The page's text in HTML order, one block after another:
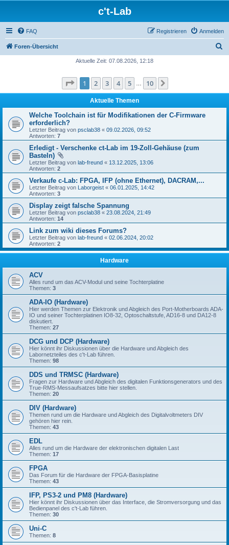
c't-Lab
FAQ Anmelden
Registrieren
Foren-Übersicht
e
Aktuelle Zeit: 07.08.2026, 12:18
Seite 1von 10
1 2 3 4 5 10
Aktuelle Themen
Welche Toolchain ist für Modifikationen der C-Firmware
erforderlich?
Letzter Beitrag von psclab38 « 09.02.2026, 09:52
Antworten: 7
Erledigt - Verschenke ct-Lab im 19-Zoll-Gehäuse (zum
Basteln)
Letzter Beitrag von lab-freund « 13.12.2025, 13:06
Antworten: 2
Verkaufe c-Lab: FPGA, IFP (ohne Ethernet), DACRAM,...
Letzter Beitrag von Laborgeist « 06.01.2025, 14:42
Antworten: 3
Display zeigt falsche Spannung
Letzter Beitrag von psclab38 « 23.08.2024, 21:49
Antworten: 14
Link zum wiki dieses Forums?
Letzter Beitrag von lab-freund « 02.06.2024, 20:02
Antworten: 2
Hardware
ACV
Alles rund um das ACV-Modul und seine Tochterplatine
Themen: 3
ADA-IO (Hardware)
Hier werden Themen zur Elektronik und Abgleich des Port-Motherboards ADA-
IO und seiner Tochterplatinen IO8-32, Optoschaltstufe, AD16-8 und DA12-8
diskutiert.
Themen: 27
DCG und DCP (Hardware)
Hier könnt ihr Diskussionen über die Hardware und Abgleich des
Labornetzteiles des c't-Lab führen.
Themen: 98
DDS und TRMSC (Hardware)
Fragen zur Hardware und Abgleich des digitalen Funktionsgenerators und des
True-RMS-Messaufsatzes bitte hier stellen.
Themen: 20
DIV (Hardware)
Themen rund um die Hardware und Abgleich des Digitalvoltmeters DIV
gehören hier rein.
Themen: 43
EDL
Alles rund um die Hardware der elektronischen digitalen Last
Themen: 17
FPGA
Das Forum für die Hardware der FPGA-Basisplatine
Themen: 43
IFP, PS3-2 und PM8 (Hardware)
Hier könnt ihr Diskussionen über das Interface, die Stromversorgung und das
Bedienpanel des c't-Lab führen.
Themen: 30
Uni-C
Themen: 8